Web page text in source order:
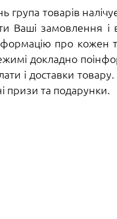
група товарів
Ваші замовлення і
про кожен
докладно
і доставки товару. У
призи та подарунки.